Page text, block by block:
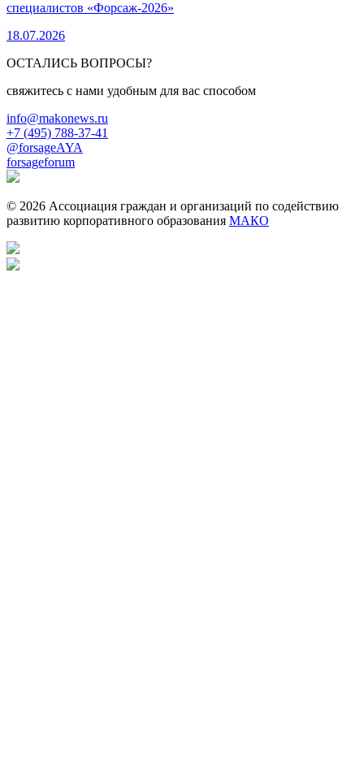
специалистов «Форсаж-2026»
18.07.2026
ОСТАЛИСЬ ВОПРОСЫ?
свяжитесь с нами удобным для вас способом
info@makonews.ru
+7 (495) 788-37-41
@forsageAYA
forsageforum
© 2026 Ассоциация граждан и организаций по содействию
развитию корпоративного образования МАКО